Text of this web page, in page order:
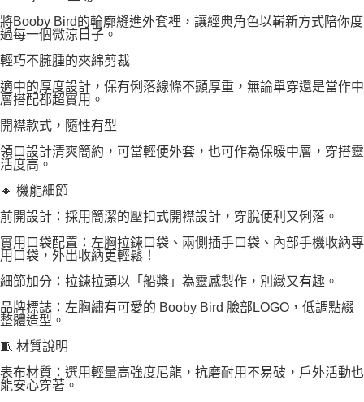
將Booby Bird的輪廓縫進外套裡，讓經典角色以嶄新方式陪你度
過每一個微涼日子。
輕巧不臃腫的夾綿剪裁
適中的厚度設計，保有俐落線條不顯厚重，無論單穿還是當作中
層搭配都超實用。
開襟款式，隨性有型
領口設計清爽簡約，可當輕便外套，也可作為保暖中層，穿搭靈
活度高。
🔸 機能細節
前開設計：採用簡潔的壓扣式開襟設計，穿脫便利又俐落。
實用口袋配置：左胸拉鍊口袋、兩側插手口袋、內部手機收納專
用口袋，外出收納更輕鬆！
細節加分：拉鍊拉頭以「船槳」為靈感製作，別緻又有趣。
品牌標誌：左胸繡有可愛的 Booby Bird 臉部LOGO，低調點綴
整體造型。
🧵 材質說明
表布材質：選用輕量高強度尼龍，抗磨耐用不易破，戶外活動也
能安心穿著。